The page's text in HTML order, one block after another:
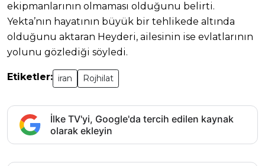
ekipmanlarının olmaması olduğunu belirti.
Yekta’nın hayatının büyük bir tehlikede altında
olduğunu aktaran Heyderi, ailesinin ise evlatlarının
yolunu gözlediği söyledi.
Etiketler: iran Rojhilat
İlke TV'yi, Google'da tercih edilen kaynak
olarak ekleyin